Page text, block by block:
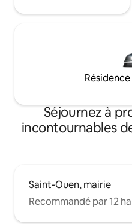
Séjournez à
incontournables
Saint-Ouen, mairie
Recommandé par 12